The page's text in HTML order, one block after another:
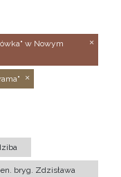
w Nowym
bryg. Zdzisława